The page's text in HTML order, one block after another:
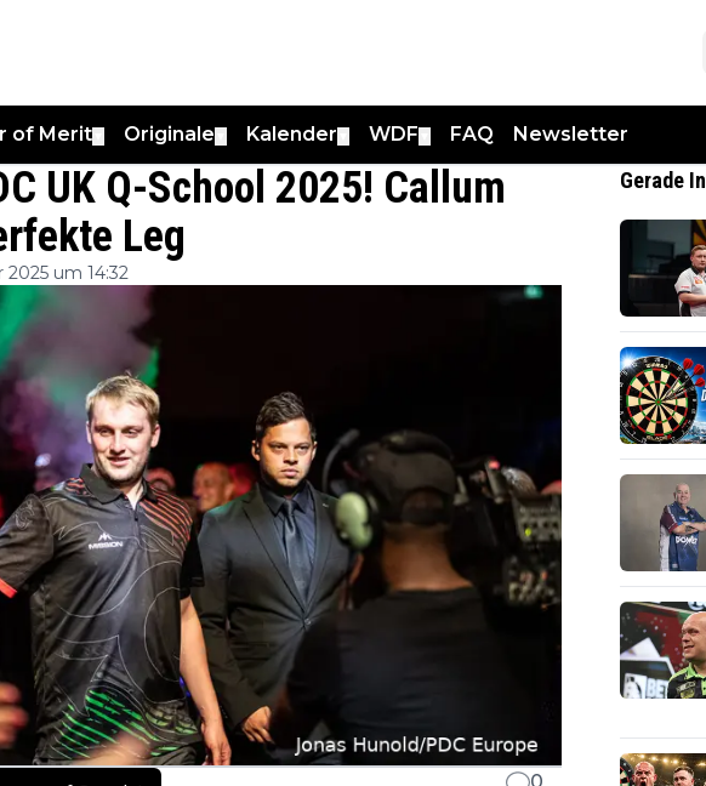
of Merit Originale Kalender WDF FAQ Newsletter
UK Q-School 2025! Callum
Leg
2025 um 14:32
Gerade In